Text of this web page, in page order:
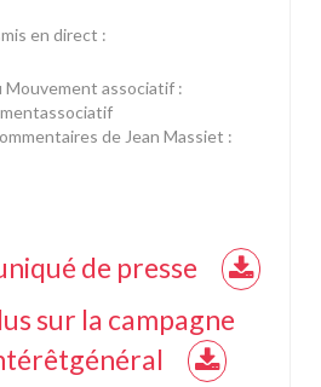
en direct :
Mouvement associatif :
de Jean Massiet :
de presse
sur la campagne